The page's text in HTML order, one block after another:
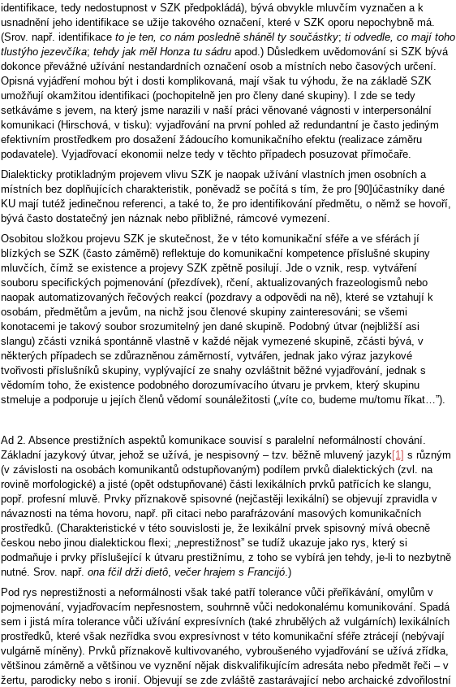
identifikace, tedy nedostupnost v SZK předpokládá), bývá obvykle mluvčím vyznačen a k
usnadnění jeho identifikace se užije takového označení, které v SZK oporu nepochybně má.
(Srov. např. identifikace to je ten, co nám posledně sháněl ty součástky; ti odvedle, co mají toho
tlustýho jezevčíka; tehdy jak měl Honza tu sádru apod.) Důsledkem uvědomování si SZK bývá
dokonce převážné užívání nestandardních označení osob a místních nebo časových určení.
Opisná vyjádření mohou být i dosti komplikovaná, mají však tu výhodu, že na základě SZK
umožňují okamžitou identifikaci (pochopitelně jen pro členy dané skupiny). I zde se tedy
setkáváme s jevem, na který jsme narazili v naší práci věnované vágnosti v interpersonální
komunikaci (Hirschová, v tisku): vyjadřování na první pohled až redundantní je často jediným
efektivním prostředkem pro dosažení žádoucího komunikačního efektu (realizace záměru
podavatele). Vyjadřovací ekonomii nelze tedy v těchto případech posuzovat přímočaře.
Dialekticky protikladným projevem vlivu SZK je naopak užívání vlastních jmen osobních a
místních bez doplňujících charakteristik, poněvadž se počítá s tím, že pro [90]účastníky dané
KU mají tutéž jedinečnou referenci, a také to, že pro identifikování předmětu, o němž se hovoří,
bývá často dostatečný jen náznak nebo přibližné, rámcové vymezení.
Osobitou složkou projevu SZK je skutečnost, že v této komunikační sféře a ve sférách jí
blízkých se SZK (často záměrně) reflektuje do komunikační kompetence příslušné skupiny
mluvčích, čímž se existence a projevy SZK zpětně posilují. Jde o vznik, resp. vytváření
souboru specifických pojmenování (přezdívek), rčení, aktualizovaných frazeologismů nebo
naopak automatizovaných řečových reakcí (pozdravy a odpovědi na ně), které se vztahují k
osobám, předmětům a jevům, na nichž jsou členové skupiny zainteresováni; se všemi
konotacemi je takový soubor srozumitelný jen dané skupině. Podobný útvar (nejbližší asi
slangu) zčásti vzniká spontánně vlastně v každé nějak vymezené skupině, zčásti bývá, v
některých případech se zdůrazněnou záměrností, vytvářen, jednak jako výraz jazykové
tvořivosti příslušníků skupiny, vyplývající ze snahy ozvláštnit běžné vyjadřování, jednak s
vědomím toho, že existence podobného dorozumívacího útvaru je prvkem, který skupinu
stmeluje a podporuje u jejích členů vědomí sounáležitosti („víte co, budeme mu/tomu říkat…”).
Ad 2. Absence prestižních aspektů komunikace souvisí s paralelní neformálností chování.
Základní jazykový útvar, jehož se užívá, je nespisovný – tzv. běžně mluvený jazyk[1] s různým
(v závislosti na osobách komunikantů odstupňovaným) podílem prvků dialektických (zvl. na
rovině morfologické) a jisté (opět odstupňované) části lexikálních prvků patřících ke slangu,
popř. profesní mluvě. Prvky příznakově spisovné (nejčastěji lexikální) se objevují zpravidla v
návaznosti na téma hovoru, např. při citaci nebo parafrázování masových komunikačních
prostředků. (Charakteristické v této souvislosti je, že lexikální prvek spisovný mívá obecně
českou nebo jinou dialektickou flexi; „neprestižnost” se tudíž ukazuje jako rys, který si
podmaňuje i prvky příslušející k útvaru prestižnímu, z toho se vybírá jen tehdy, je-li to nezbytně
nutné. Srov. např. ona fčil drži dietô, večer hrajem s Francijó.)
Pod rys neprestižnosti a neformálnosti však také patří tolerance vůči přeříkávání, omylům v
pojmenování, vyjadřovacím nepřesnostem, souhrnně vůči nedokonalému komunikování. Spadá
sem i jistá míra tolerance vůči užívání expresívních (také zhrubělých až vulgárních) lexikálních
prostředků, které však nezřídka svou expresívnost v této komunikační sféře ztrácejí (nebývají
vulgárně míněny). Prvků příznakově kultivovaného, vybroušeného vyjadřování se užívá zřídka,
většinou záměrně a většinou ve vyznění nějak diskvalifikujícím adresáta nebo předmět řeči – v
žertu, parodicky nebo s ironií. Objevují se zde zvláště zastarávající nebo archaické zdvořilostní